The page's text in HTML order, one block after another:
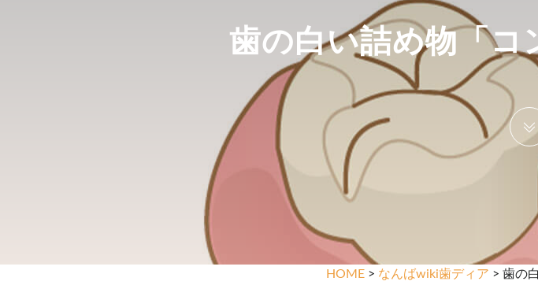
歯の白い詰め物「コ
HOME > なんばwiki歯ディア > 歯の